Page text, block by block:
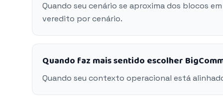
Quando seu cenário se aproxima dos blocos
veredito por cenário.
Quando faz mais sentido escolher
Quando seu contexto operacional está